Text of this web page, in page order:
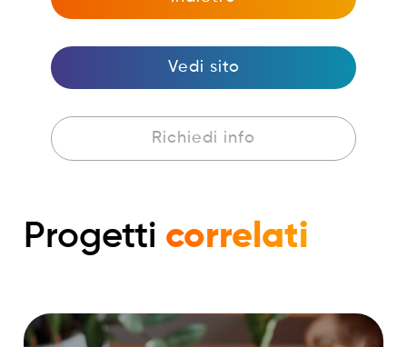
Vedi sito
Richiedi info
Progetti correlati